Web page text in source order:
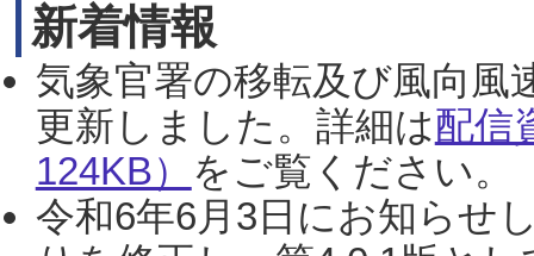
新着情報
気象官署の移転及び風向風
更新しました。詳細は配信
124KB） をご覧ください。
令和6年6月3日にお知らせ